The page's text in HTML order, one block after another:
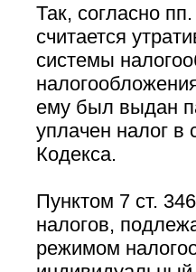
Так, согласно
считается
системы
ему был выдан
уплачен налог в
Кодекса.
Пунктом 7 ст.
налогов,
режимом